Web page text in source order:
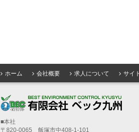
ホーム 会社概要 求人について サイ
■本社
〒820-0065 飯塚市中408-1-101